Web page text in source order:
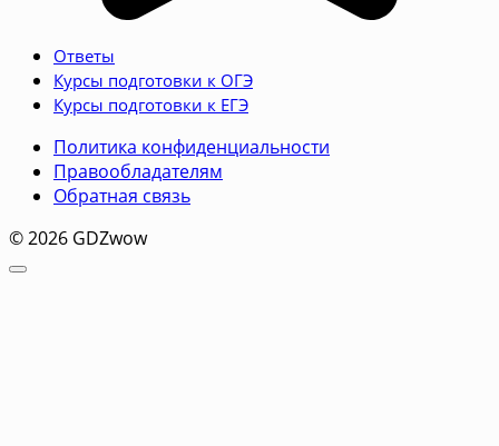
Ответы
Курсы подготовки к ОГЭ
Курсы подготовки к ЕГЭ
Политика конфиденциальности
Правообладателям
Обратная связь
© 2026 GDZwow